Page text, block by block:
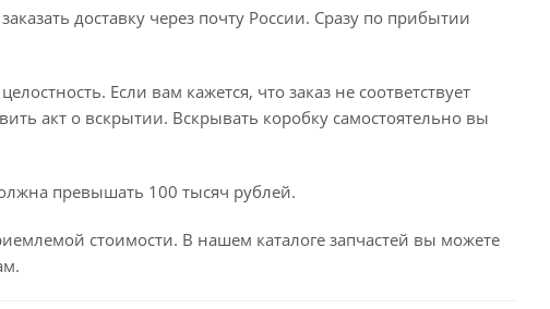
доставку через почту России. Сразу по прибытии
Если вам кажется, что заказ не соответствует
акт о вскрытии. Вскрывать коробку самостоятельно вы
превышать 100 тысяч рублей.
стоимости. В нашем каталоге запчастей вы можете